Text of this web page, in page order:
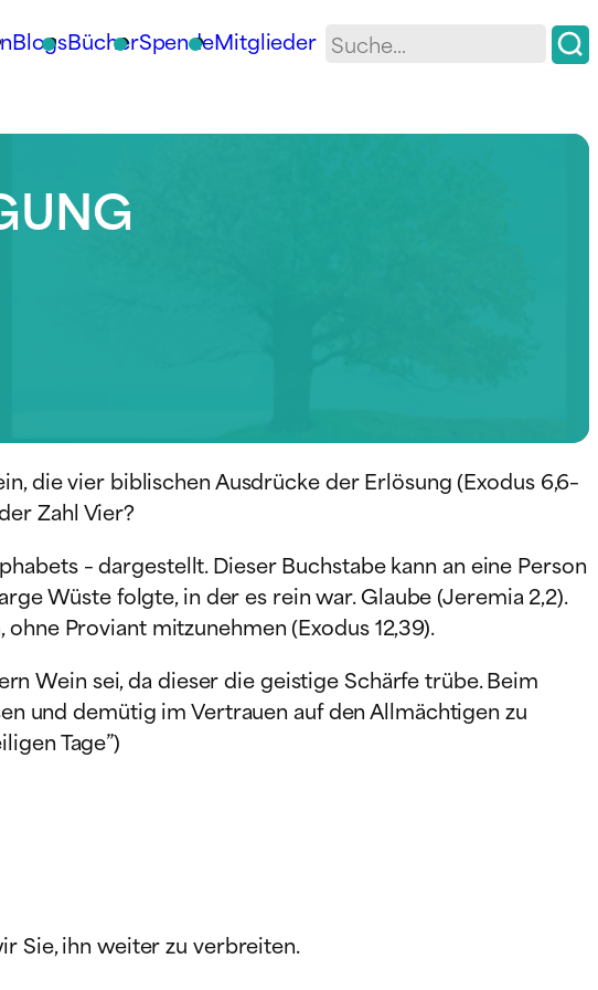
BlogsBücherSpendeMitglieder
die vier biblischen Ausdrücke der Erlösung (Exodus 6,6–
Zahl Vier?
– dargestellt. Dieser Buchstabe kann an eine Person
Wüste folgte, in der es rein war.Glaube (Jeremia 2,2).
Proviant mitzunehmen (Exodus 12,39).
Wein sei, da dieser die geistige Schärfe trübe. Beim
und demütig im Vertrauen auf den Allmächtigen zu
Tage”)
Sie, ihn weiter zu verbreiten.